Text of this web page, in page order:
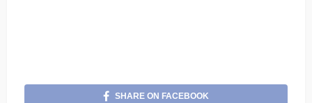
SHARE ON FACEBOOK